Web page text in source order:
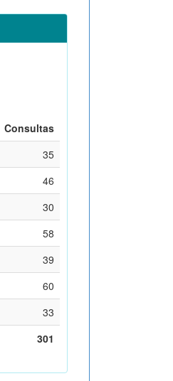
Consultas
35
46
30
58
39
60
33
301